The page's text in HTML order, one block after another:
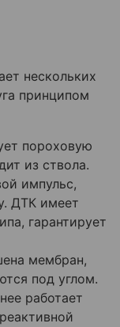
нескольких
принципом
пороховую
из ствола.
импульс,
ДТК имеет
гарантирует
мембран,
под углом.
работает